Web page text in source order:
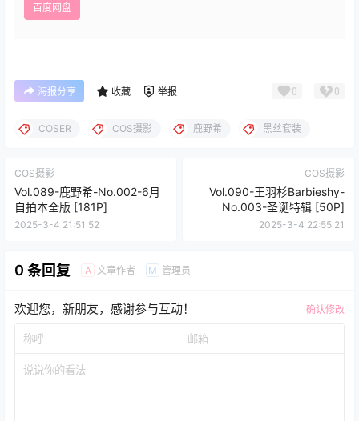
百度网盘
海报分享 收藏 举报 0 0
COSER COS摄影 鹿野希 黑丝套装
COS摄影
Vol.089-鹿野希-No.002-6月
自拍本全版 [181P]
2025-3-4 21:51:52
COS摄影
Vol.090-王羽杉Barbieshy-
No.003-圣诞特辑 [50P]
2025-3-4 22:55:21
0 条回复 A 文章作者 M 管理员
欢迎您，新朋友，感谢参与互动！ 确认修改